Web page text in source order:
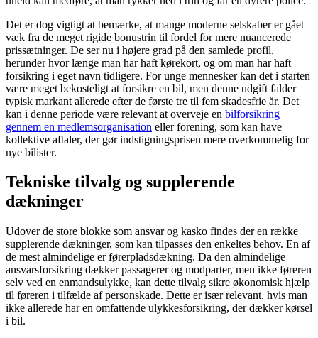
Det er dog vigtigt at bemærke, at mange moderne selskaber er gået
væk fra de meget rigide bonustrin til fordel for mere nuancerede
prissætninger. De ser nu i højere grad på den samlede profil,
herunder hvor længe man har haft kørekort, og om man har haft
forsikring i eget navn tidligere. For unge mennesker kan det i starten
være meget bekosteligt at forsikre en bil, men denne udgift falder
typisk markant allerede efter de første tre til fem skadesfrie år. Det
kan i denne periode være relevant at overveje en bilforsikring
gennem en medlemsorganisation eller forening, som kan have
kollektive aftaler, der gør indstigningsprisen mere overkommelig for
nye bilister.
Tekniske tilvalg og supplerende
dækninger
Udover de store blokke som ansvar og kasko findes der en række
supplerende dækninger, som kan tilpasses den enkeltes behov. En af
de mest almindelige er førerpladsdækning. Da den almindelige
ansvarsforsikring dækker passagerer og modparter, men ikke føreren
selv ved en enmandsulykke, kan dette tilvalg sikre økonomisk hjælp
til føreren i tilfælde af personskade. Dette er især relevant, hvis man
ikke allerede har en omfattende ulykkesforsikring, der dækker kørsel
i bil.